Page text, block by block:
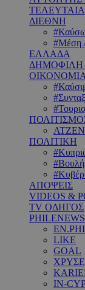
ΔΙΕΘΝΗ
#Μέση
ΕΛΛΑΔΑ
ΔΗΜΟΦΙΛΗ
ΟΙΚΟΝΟΜΙΑ
ΠΟΛΙΤΙΚΗ
#Βουλή
ΑΠΟΨΕΙΣ
VIDEOS &
TV ΟΔΗΓΟΣ
LIKE
GOAL
IN-